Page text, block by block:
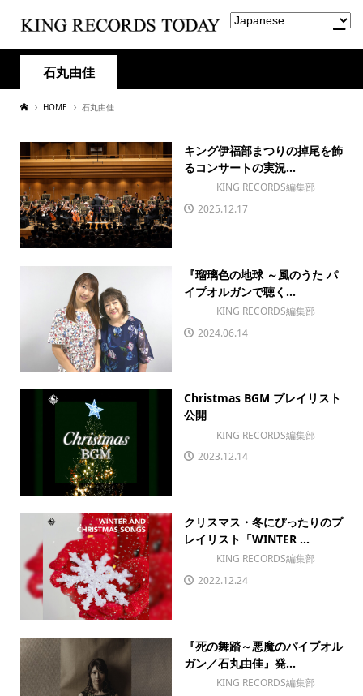
石丸由佳
HOME 石丸由佳
キング伊福部まつりの掉尾を飾
るコンサートの実況...
KING RECORDS編集部
2025.12.17
『瑠璃色の地球 ～風のうた パ
イプオルガンで聴く...
KING RECORDS編集部
2024.06.14
Christmas BGM プレイリスト
公開
KING RECORDS編集部
2023.12.14
クリスマス・冬にぴったりのプ
レイリスト「WINTER ...
KING RECORDS編集部
2022.12.24
『死の舞踏～悪魔のパイプオル
ガン／石丸由佳』発...
KING RECORDS編集部